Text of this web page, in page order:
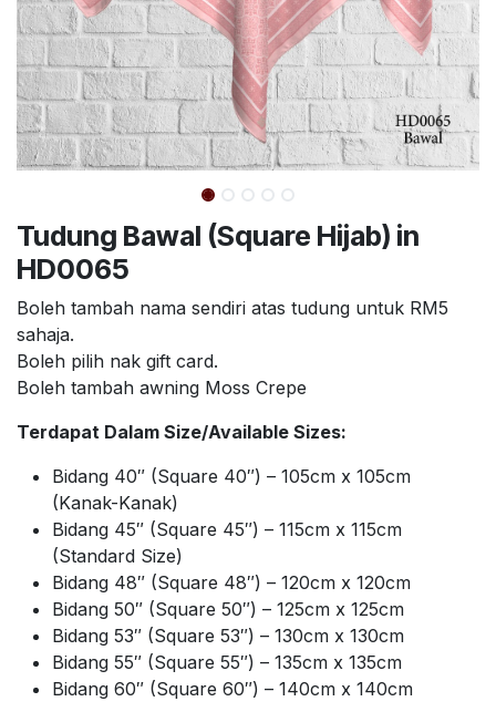
Tudung Bawal (Square Hijab) in
HD0065
Boleh tambah nama sendiri atas tudung untuk RM5
sahaja.
Boleh pilih nak gift card.
Boleh tambah awning Moss Crepe
Terdapat Dalam Size/Available Sizes:
Bidang 40″ (Square 40″) – 105cm x 105cm
(Kanak-Kanak)
Bidang 45″ (Square 45″) – 115cm x 115cm
(Standard Size)
Bidang 48″ (Square 48″) – 120cm x 120cm
Bidang 50″ (Square 50″) – 125cm x 125cm
Bidang 53″ (Square 53″) – 130cm x 130cm
Bidang 55″ (Square 55″) – 135cm x 135cm
Bidang 60″ (Square 60″) – 140cm x 140cm